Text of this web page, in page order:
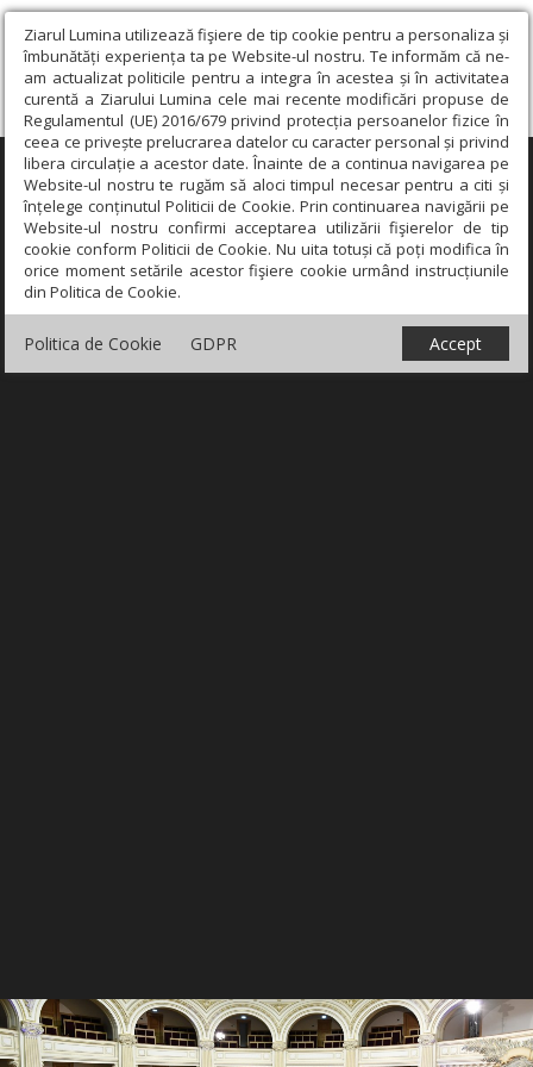
Ziarul Lumina utilizează fişiere de tip cookie pentru a personaliza și
îmbunătăți experiența ta pe Website-ul nostru. Te informăm că ne-
am actualizat politicile pentru a integra în acestea și în activitatea
curentă a Ziarului Lumina cele mai recente modificări propuse de
Regulamentul (UE) 2016/679 privind protecția persoanelor fizice în
ceea ce privește prelucrarea datelor cu caracter personal și privind
libera circulație a acestor date. Înainte de a continua navigarea pe
Website-ul nostru te rugăm să aloci timpul necesar pentru a citi și
înțelege conținutul Politicii de Cookie. Prin continuarea navigării pe
Website-ul nostru confirmi acceptarea utilizării fişierelor de tip
cookie conform Politicii de Cookie. Nu uita totuși că poți modifica în
orice moment setările acestor fişiere cookie urmând instrucțiunile
din Politica de Cookie.
Politica de Cookie GDPR Accept
×